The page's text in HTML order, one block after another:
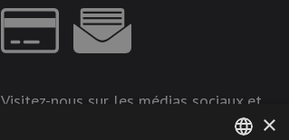
Visitez-nous sur les médias sociaux et
×